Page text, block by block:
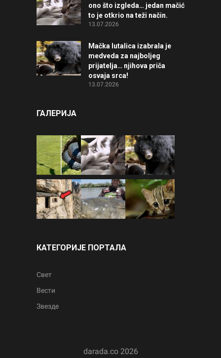
ono što izgleda… jedan mačić
to je otkrio na teži način.
13.07.2026
Mačka lutalica izabrala je
medveda za najboljeg
prijatelja… njihova priča
osvaja srca!
13.07.2026
ГАЛЕРИЈА
КАТЕГОРИЈЕ ПОРТАЛА
Свет
Вести
Звезде
darada.co 2026